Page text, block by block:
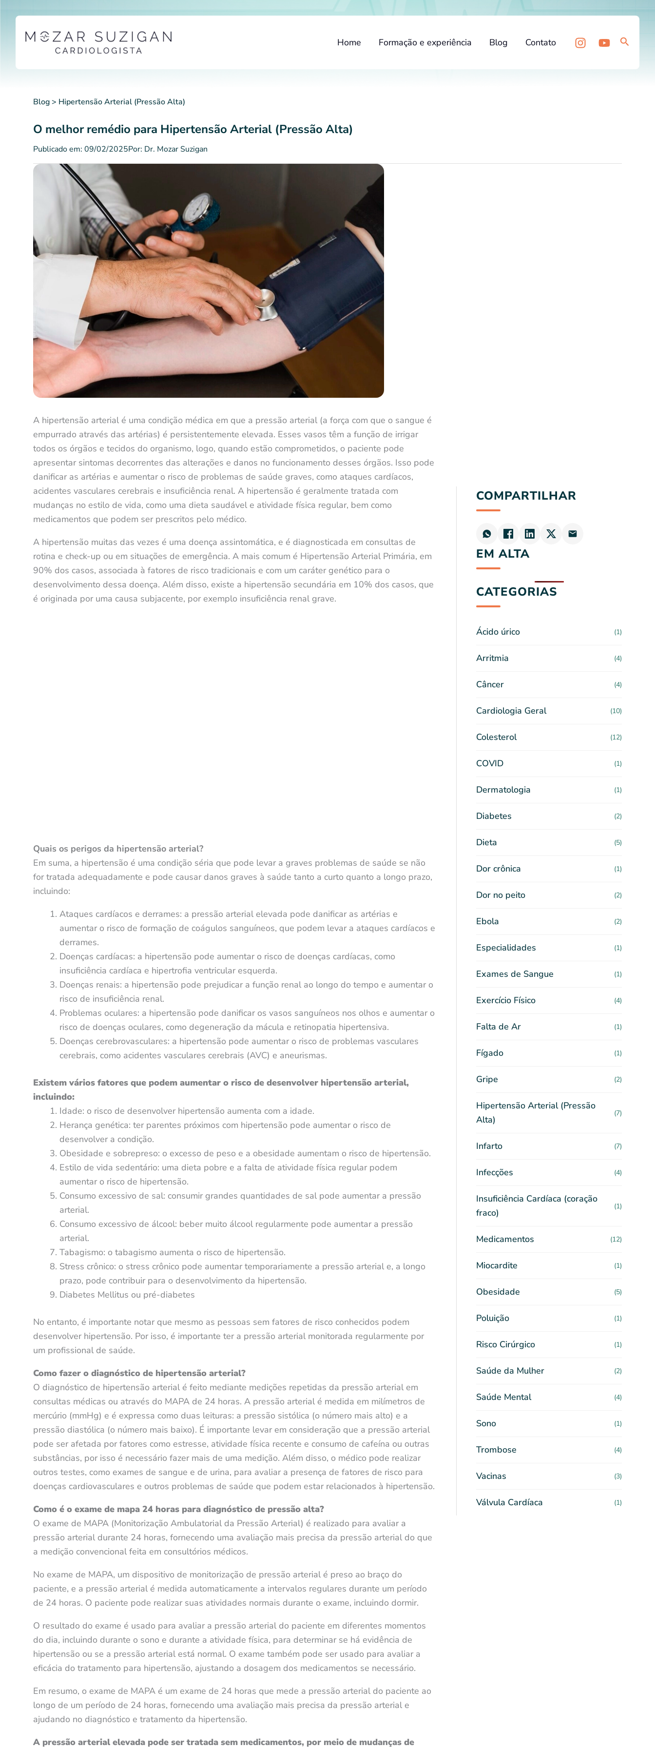
para
Home Formação e experiência Blog Contato
Blog > Hipertensão Arterial (Pressão Alta)
O melhor remédio para Hipertensão Arterial (Pressão Alta)
Publicado em: 09/02/2025Por: Dr. Mozar Suzigan
A hipertensão arterial é uma condição médica em que a pressão arterial (a força com que o sangue é
empurrado através das artérias) é persistentemente elevada. Esses vasos têm a função de irrigar
todos os órgãos e tecidos do organismo, logo, quando estão comprometidos, o paciente pode
apresentar sintomas decorrentes das alterações e danos no funcionamento desses órgãos. Isso pode
danificar as artérias e aumentar o risco de problemas de saúde graves, como ataques cardíacos,
acidentes vasculares cerebrais e insuficiência renal. A hipertensão é geralmente tratada com
mudanças no estilo de vida, como uma dieta saudável e atividade física regular, bem como
medicamentos que podem ser prescritos pelo médico.
A hipertensão muitas das vezes é uma doença assintomática, e é diagnosticada em consultas de
rotina e check-up ou em situações de emergência. A mais comum é Hipertensão Arterial Primária, em
90% dos casos, associada à fatores de risco tradicionais e com um caráter genético para o
desenvolvimento dessa doença. Além disso, existe a hipertensão secundária em 10% dos casos, que
é originada por uma causa subjacente, por exemplo insuficiência renal grave.
Quais os perigos da hipertensão arterial?
Em suma, a hipertensão é uma condição séria que pode levar a graves problemas de saúde se não
for tratada adequadamente e pode causar danos graves à saúde tanto a curto quanto a longo prazo,
incluindo:
Ataques cardíacos e derrames: a pressão arterial elevada pode danificar as artérias e
aumentar o risco de formação de coágulos sanguíneos, que podem levar a ataques cardíacos e
derrames.
Doenças cardíacas: a hipertensão pode aumentar o risco de doenças cardíacas, como
insuficiência cardíaca e hipertrofia ventricular esquerda.
Doenças renais: a hipertensão pode prejudicar a função renal ao longo do tempo e aumentar o
risco de insuficiência renal.
Problemas oculares: a hipertensão pode danificar os vasos sanguíneos nos olhos e aumentar o
risco de doenças oculares, como degeneração da mácula e retinopatia hipertensiva.
Doenças cerebrovasculares: a hipertensão pode aumentar o risco de problemas vasculares
cerebrais, como acidentes vasculares cerebrais (AVC) e aneurismas.
Existem vários fatores que podem aumentar o risco de desenvolver hipertensão arterial,
incluindo:
Idade: o risco de desenvolver hipertensão aumenta com a idade.
Herança genética: ter parentes próximos com hipertensão pode aumentar o risco de
desenvolver a condição.
Obesidade e sobrepreso: o excesso de peso e a obesidade aumentam o risco de hipertensão.
Estilo de vida sedentário: uma dieta pobre e a falta de atividade física regular podem
aumentar o risco de hipertensão.
Consumo excessivo de sal: consumir grandes quantidades de sal pode aumentar a pressão
arterial.
Consumo excessivo de álcool: beber muito álcool regularmente pode aumentar a pressão
arterial.
Tabagismo: o tabagismo aumenta o risco de hipertensão.
Stress crônico: o stress crônico pode aumentar temporariamente a pressão arterial e, a longo
prazo, pode contribuir para o desenvolvimento da hipertensão.
Diabetes Mellitus ou pré-diabetes
No entanto, é importante notar que mesmo as pessoas sem fatores de risco conhecidos podem
desenvolver hipertensão. Por isso, é importante ter a pressão arterial monitorada regularmente por
um profissional de saúde.
Como fazer o diagnóstico de hipertensão arterial?
O diagnóstico de hipertensão arterial é feito mediante medições repetidas da pressão arterial em
consultas médicas ou através do MAPA de 24 horas. A pressão arterial é medida em milímetros de
mercúrio (mmHg) e é expressa como duas leituras: a pressão sistólica (o número mais alto) e a
pressão diastólica (o número mais baixo). É importante levar em consideração que a pressão arterial
pode ser afetada por fatores como estresse, atividade física recente e consumo de cafeína ou outras
substâncias, por isso é necessário fazer mais de uma medição. Além disso, o médico pode realizar
outros testes, como exames de sangue e de urina, para avaliar a presença de fatores de risco para
doenças cardiovasculares e outros problemas de saúde que podem estar relacionados à hipertensão.
Como é o exame de mapa 24 horas para diagnóstico de pressão alta?
O exame de MAPA (Monitorização Ambulatorial da Pressão Arterial) é realizado para avaliar a
pressão arterial durante 24 horas, fornecendo uma avaliação mais precisa da pressão arterial do que
a medição convencional feita em consultórios médicos.
No exame de MAPA, um dispositivo de monitorização de pressão arterial é preso ao braço do
paciente, e a pressão arterial é medida automaticamente a intervalos regulares durante um período
de 24 horas. O paciente pode realizar suas atividades normais durante o exame, incluindo dormir.
O resultado do exame é usado para avaliar a pressão arterial do paciente em diferentes momentos
do dia, incluindo durante o sono e durante a atividade física, para determinar se há evidência de
hipertensão ou se a pressão arterial está normal. O exame também pode ser usado para avaliar a
eficácia do tratamento para hipertensão, ajustando a dosagem dos medicamentos se necessário.
Em resumo, o exame de MAPA é um exame de 24 horas que mede a pressão arterial do paciente ao
longo de um período de 24 horas, fornecendo uma avaliação mais precisa da pressão arterial e
ajudando no diagnóstico e tratamento da hipertensão.
A pressão arterial elevada pode ser tratada sem medicamentos, por meio de mudanças de
COMPARTILHAR
EM ALTA
CATEGORIAS
Ácido úrico (1)
Arritmia (4)
Câncer (4)
Cardiologia Geral (10)
Colesterol (12)
COVID (1)
Dermatologia (1)
Diabetes (2)
Dieta (5)
Dor crônica (1)
Dor no peito (2)
Ebola (2)
Especialidades (1)
Exames de Sangue (1)
Exercício Físico (4)
Falta de Ar (1)
Fígado (1)
Gripe (2)
Hipertensão Arterial (Pressão
Alta)
(7)
Infarto (7)
Infecções (4)
Insuficiência Cardíaca (coração
fraco)
(1)
Medicamentos (12)
Miocardite (1)
Obesidade (5)
Poluição (1)
Risco Cirúrgico (1)
Saúde da Mulher (2)
Saúde Mental (4)
Sono (1)
Trombose (4)
Vacinas (3)
Válvula Cardíaca (1)